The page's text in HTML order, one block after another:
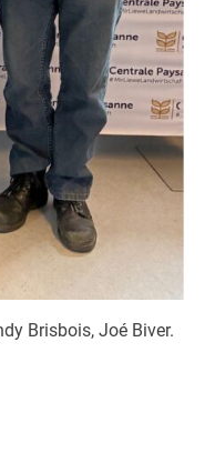
Brisbois, Joé Biver.